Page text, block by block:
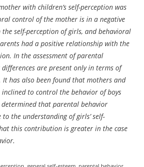
with children’s self-perception was
control of the mother is in a negative
self-perception of girls, and behavioral
had a positive relationship with the
In the assessment of parental
are present only in terms of
has also been found that mothers and
to control the behavior of boys
that parental behavior
the understanding of girls’ self-
this contribution is greater in the case